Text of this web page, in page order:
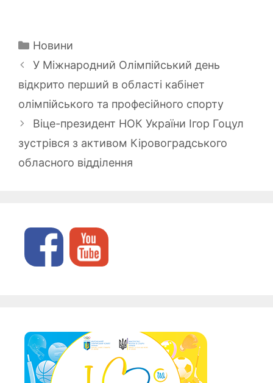
Категорії
Новини
У Міжнародний Олімпійський день
відкрито перший в області кабінет
олімпійського та професійного спорту
Віце-президент НОК України Ігор Гоцул
зустрівся з активом Кіровоградського
обласного відділення